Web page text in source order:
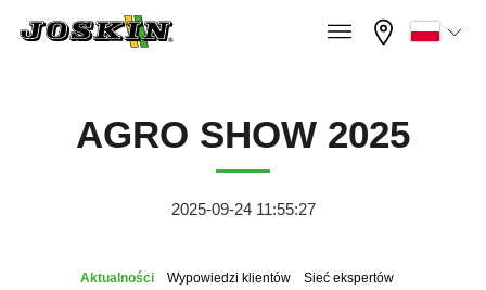
Menu
×
×
AGRO SHOW 2025
2025-09-24 11:55:27
Aktualności Wypowiedzi klientów Sieć ekspertów